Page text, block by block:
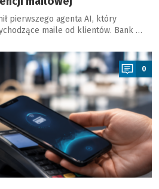
pierwszego agenta AI, który
maile od klientów. Bank …
0